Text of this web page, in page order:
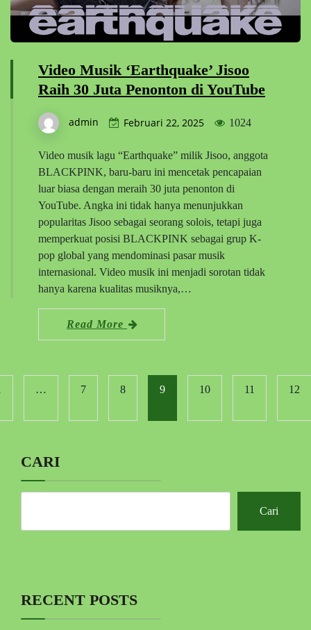
Video Musik ‘Earthquake’ Jisoo
Raih 30 Juta Penonton di YouTube
admin Februari 22, 2025 1024
Video musik lagu “Earthquake” milik Jisoo, anggota
BLACKPINK, baru-baru ini mencetak pencapaian
luar biasa dengan meraih 30 juta penonton di
YouTube. Angka ini tidak hanya menunjukkan
popularitas Jisoo sebagai seorang solois, tetapi juga
memperkuat posisi BLACKPINK sebagai grup K-
pop global yang mendominasi pasar musik
internasional. Video musik ini menjadi sorotan tidak
hanya karena kualitas musiknya,…
Read More
… 7 8 9 10 11 12
CARI
Cari
RECENT POSTS